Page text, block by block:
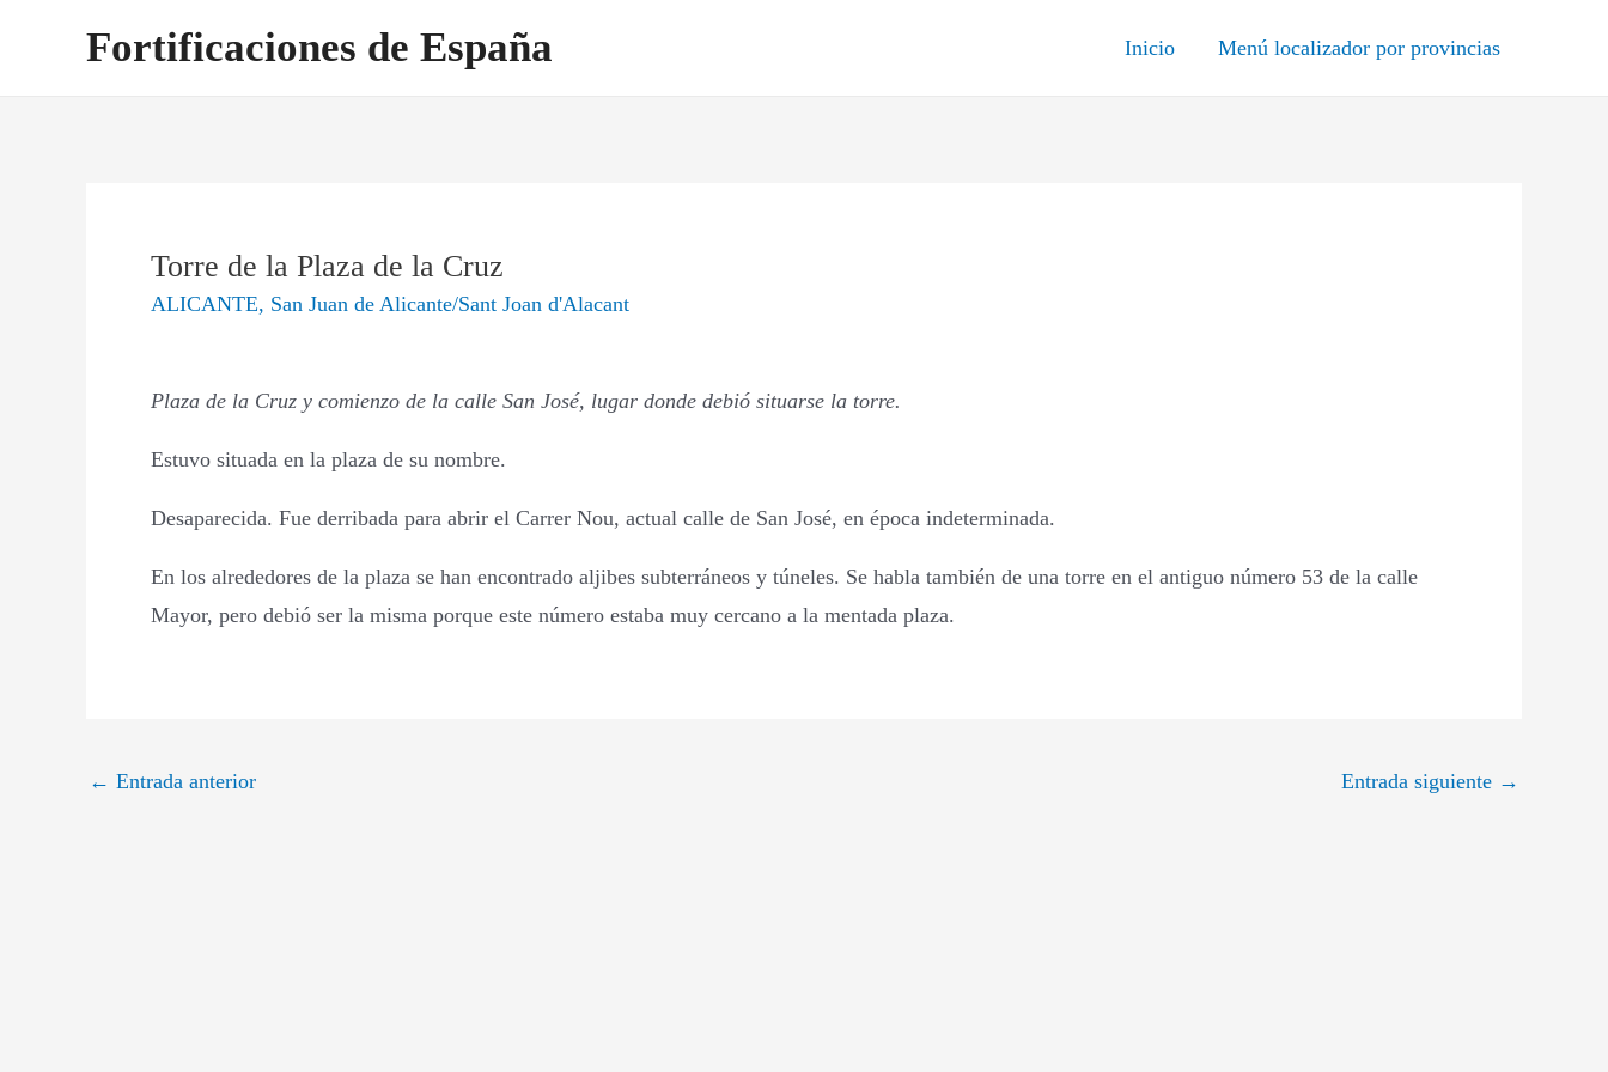
Fortificaciones de España Inicio Menú localizador por provincias
Torre de la Plaza de la Cruz
ALICANTE, San Juan de Alicante/Sant Joan d'Alacant
Plaza de la Cruz y comienzo de la calle San José, lugar donde debió situarse la torre.
Estuvo situada en la plaza de su nombre.
Desaparecida. Fue derribada para abrir el Carrer Nou, actual calle de San José, en época indeterminada.
En los alrededores de la plaza se han encontrado aljibes subterráneos y túneles. Se habla también de una torre en el antiguo número 53 de la calle
Mayor, pero debió ser la misma porque este número estaba muy cercano a la mentada plaza.
de
← Entrada anterior Entrada siguiente →